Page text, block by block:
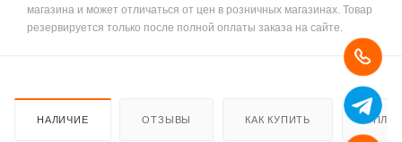
магазина и может отличаться от цен в розничных магазинах. Товар
резервируется только после полной оплаты заказа на сайте.
НАЛИЧИЕ ОТЗЫВЫ КАК КУПИТЬ